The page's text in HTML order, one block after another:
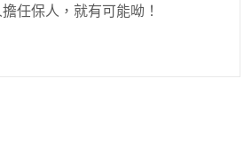
任保人，就有可能呦！